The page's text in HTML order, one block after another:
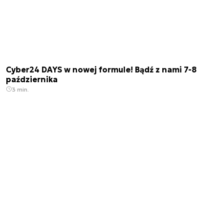
Cyber24 DAYS w nowej formule! Bądź z nami 7-8
października
3 min.